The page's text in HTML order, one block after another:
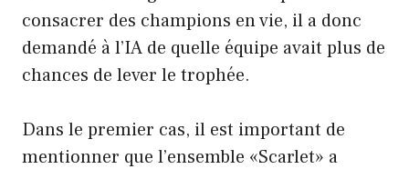
consacrer des champions en vie, il a donc
demandé à l’IA de quelle équipe avait plus de
chances de lever le trophée.
Dans le premier cas, il est important de
mentionner que l’ensemble «Scarlet» a